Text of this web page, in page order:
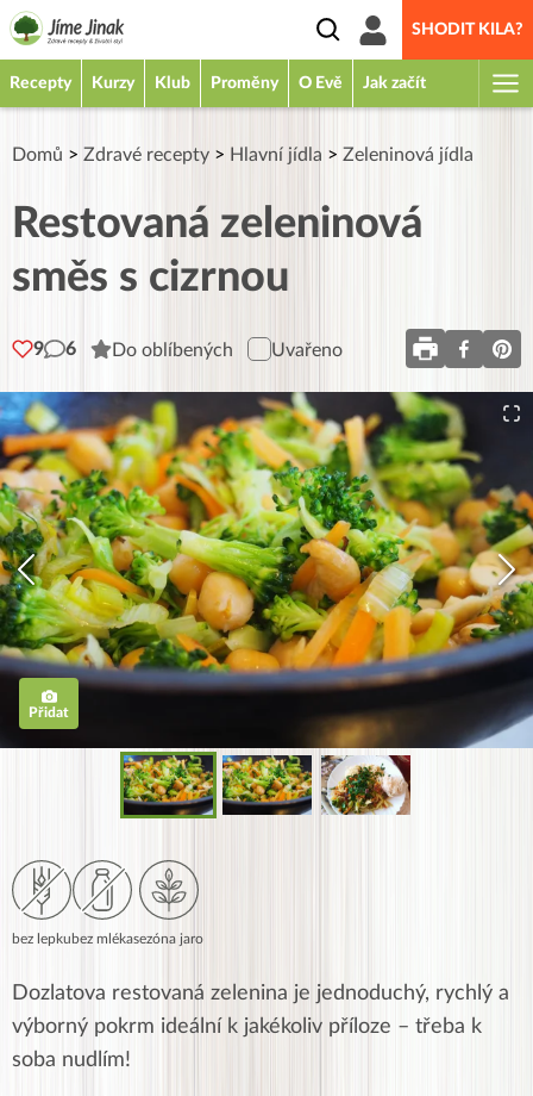
SHODIT KILA?
Recepty Kurzy Klub Proměny O Evě Jak začít
Domů > Zdravé recepty > Hlavní jídla > Zeleninová jídla
Restovaná zeleninová
směs s cizrnou
9 6 Do oblíbených Uvařeno
Přidat
bez lepkubez mlékasezóna jaro
Dozlatova restovaná zelenina je jednoduchý, rychlý a
výborný pokrm ideální k jakékoliv příloze – třeba k
soba nudlím!